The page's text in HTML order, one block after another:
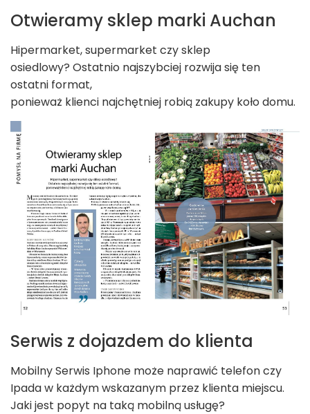
Otwieramy sklep marki Auchan
Hipermarket, supermarket czy sklep
osiedlowy? Ostatnio najszybciej rozwija się ten
ostatni format,
ponieważ klienci najchętniej robią zakupy koło domu.
Serwis z dojazdem do klienta
Mobilny Serwis Iphone może naprawić telefon czy
Ipada w każdym wskazanym przez klienta miejscu.
Jaki jest popyt na taką mobilną usługę?